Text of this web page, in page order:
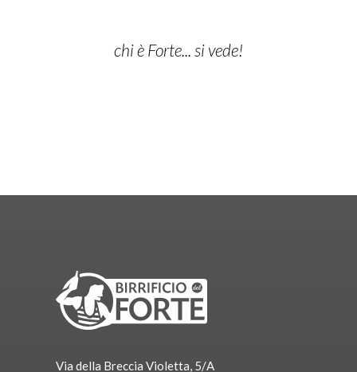
chi è Forte... si vede!
Via della Breccia Violetta, 5/A